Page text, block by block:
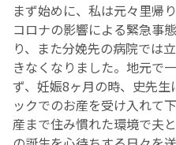
まず始めに、私は元々里帰
コロナの影響による緊急事
り、また分娩先の病院では
きなくなりました。地元で
ず、妊娠8ヶ月の時、史先
ックでのお産を受け入れて
産まで住み慣れた環境で夫
母
予
その他